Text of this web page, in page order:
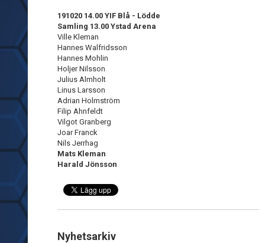
191020 14.00 YIF Blå - Lödde
Samling 13.00 Ystad Arena
Ville Kleman
Hannes Walfridsson
Hannes Mohlin
Holjer Nilsson
Julius Almholt
Linus Larsson
Adrian Holmström
Filip Ahnfeldt
Vilgot Granberg
Joar Franck
Nils Jerrhag
Mats Kleman
Harald Jönsson
Nyhetsarkiv